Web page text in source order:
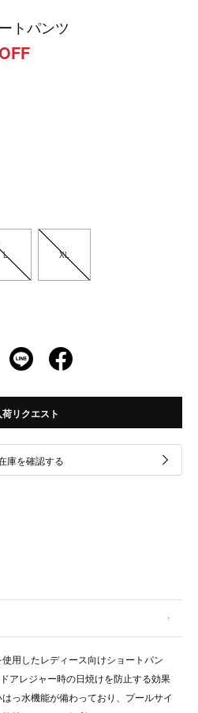
トパンツ
L XL
リクエスト
庫を確認する
用したレディース向けショートパン
アレジャー時の日焼けを防止する効果
っ水機能が備わっており、プールサイ